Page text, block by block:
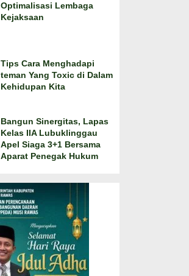
Optimalisasi Lembaga
Kejaksaan
Tips Cara Menghadapi
teman Yang Toxic di Dalam
Kehidupan Kita
Bangun Sinergitas, Lapas
Kelas IIA Lubuklinggau
Apel Siaga 3+1 Bersama
Aparat Penegak Hukum